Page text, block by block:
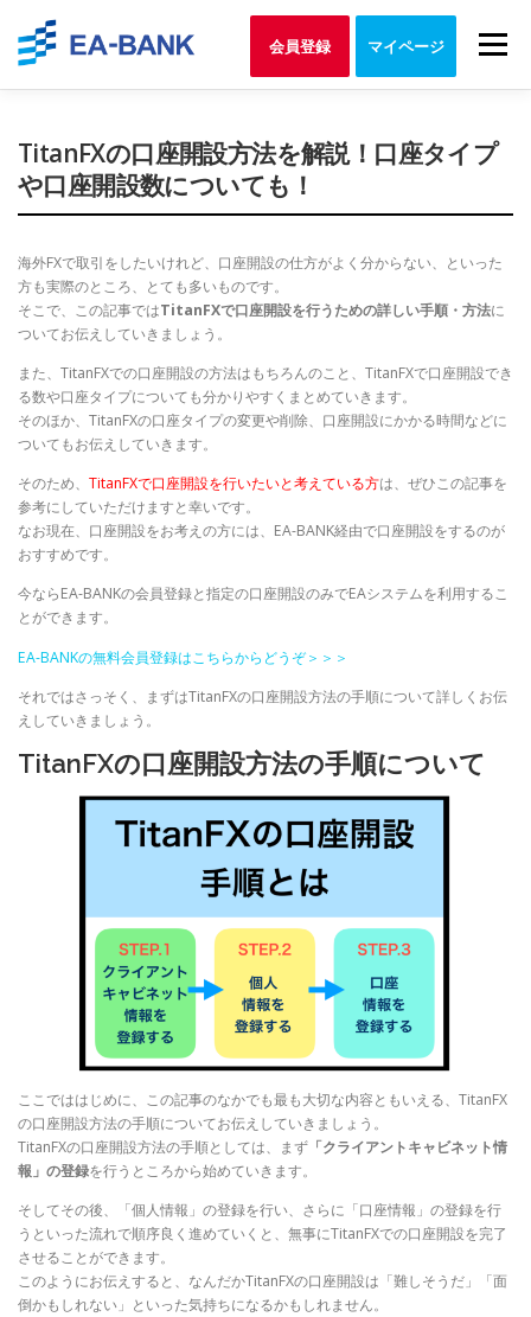
content
Menu
会員登録 マイページ
TitanFXの口座開設方法を解説！口座タイプ
や口座開設数についても！
海外FXで取引をしたいけれど、口座開設の仕方がよく分からない、といった
方も実際のところ、とても多いものです。
そこで、この記事ではTitanFXで口座開設を行うための詳しい手順・方法に
ついてお伝えしていきましょう。
また、TitanFXでの口座開設の方法はもちろんのこと、TitanFXで口座開設でき
る数や口座タイプについても分かりやすくまとめていきます。
そのほか、TitanFXの口座タイプの変更や削除、口座開設にかかる時間などに
ついてもお伝えしていきます。
そのため、 TitanFXで口座開設を行いたいと考えている方は、ぜひこの記事を
参考にしていただけますと幸いです。
なお現在、口座開設をお考えの方には、EA-BANK経由で口座開設をするのが
おすすめです。
今ならEA-BANKの会員登録と指定の口座開設のみでEAシステムを利用するこ
とができます。
EA-BANKの無料会員登録はこちらからどうぞ＞＞＞
それではさっそく、まずはTitanFXの口座開設方法の手順について詳しくお伝
えしていきましょう。
TitanFXの口座開設方法の手順について
ここでははじめに、この記事のなかでも最も大切な内容ともいえる、TitanFX
の口座開設方法の手順についてお伝えしていきましょう。
TitanFXの口座開設方法の手順としては、まず 「クライアントキャビネット情
報」の登録を行うところから始めていきます。
そしてその後、「個人情報」の登録を行い、さらに「口座情報」の登録を行
うといった流れで順序良く進めていくと、無事にTitanFXでの口座開設を完了
させることができます。
このようにお伝えすると、なんだかTitanFXの口座開設は「難しそうだ」「面
倒かもしれない」といった気持ちになるかもしれません。